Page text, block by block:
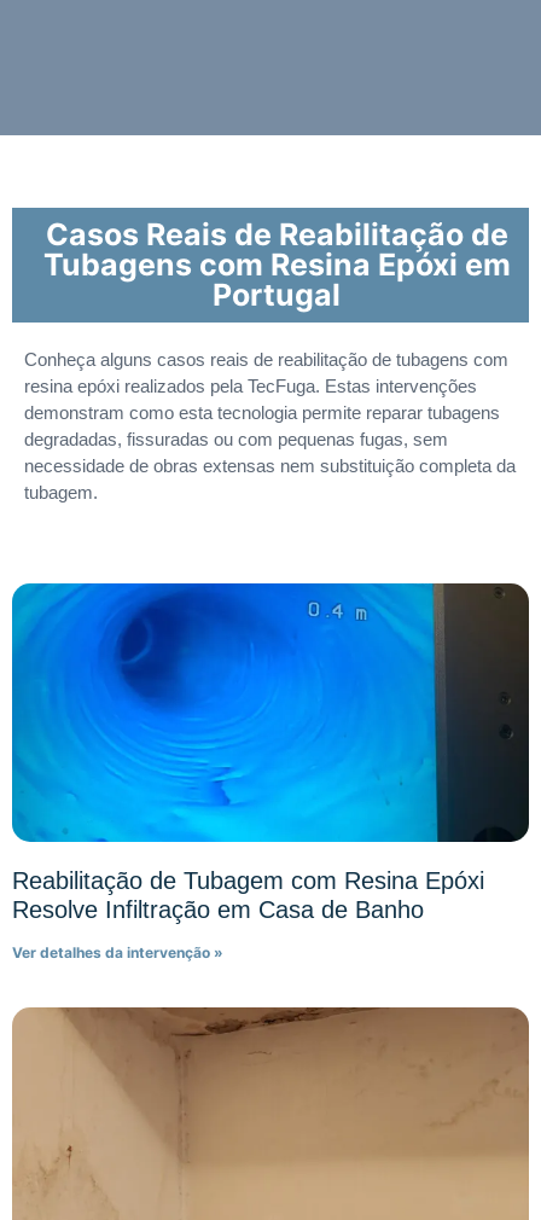
Casos Reais de Reabilitação de
Tubagens com Resina Epóxi em
Portugal
Conheça alguns casos reais de reabilitação de tubagens com
resina epóxi realizados pela TecFuga. Estas intervenções
demonstram como esta tecnologia permite reparar tubagens
degradadas, fissuradas ou com pequenas fugas, sem
necessidade de obras extensas nem substituição completa da
tubagem.
Reabilitação de Tubagem com Resina Epóxi
Resolve Infiltração em Casa de Banho
Ver detalhes da intervenção »